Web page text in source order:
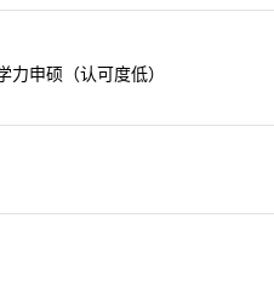
申硕（认可度低）